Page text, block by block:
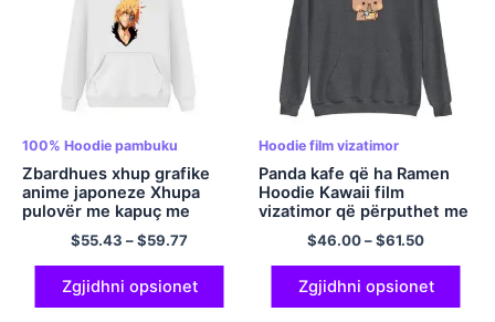
100% Hoodie pambuku
Zbardhues xhup grafike
anime japoneze Xhupa
pulovër me kapuç me
përmasa të mëdha bluzë
me kapuç me kapuç
poliestër shumëngjyrësh
$55.43 –$59.77
Zgjidhni opsionet
Hoodie film vizatimor
Panda kafe që ha Ramen
Hoodie Kawaii film
vizatimor që përputhet me
çiftin me kapuç
shumëngjyrësh
$46.00–$61.50
Zgjidhni opsionet